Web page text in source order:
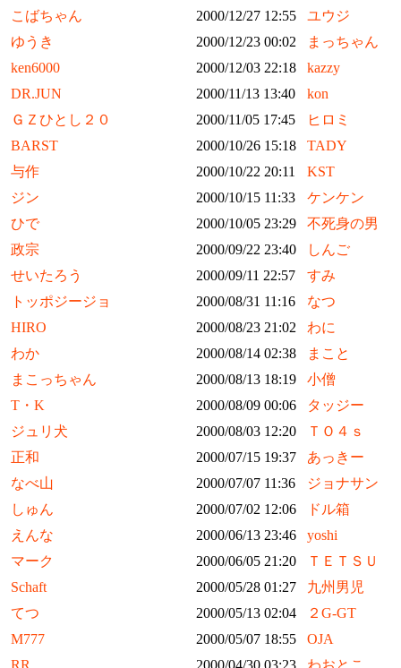
こばちゃん
2000/12/27 12:55
ユウジ
ゆうき
2000/12/23 00:02
まっちゃん
ken6000
2000/12/03 22:18
kazzy
DR.JUN
2000/11/13 13:40
kon
ＧＺひとし２０
2000/11/05 17:45
ヒロミ
BARST
2000/10/26 15:18
TADY
与作
2000/10/22 20:11
KST
ジン
2000/10/15 11:33
ケンケン
ひで
2000/10/05 23:29
不死身の男
政宗
2000/09/22 23:40
しんご
せいたろう
2000/09/11 22:57
すみ
トッポジージョ
2000/08/31 11:16
なつ
HIRO
2000/08/23 21:02
わに
わか
2000/08/14 02:38
まこと
まこっちゃん
2000/08/13 18:19
小僧
T・K
2000/08/09 00:06
タッジー
ジュリ犬
2000/08/03 12:20
ＴＯ４ｓ
正和
2000/07/15 19:37
あっきー
なべ山
2000/07/07 11:36
ジョナサン
しゅん
2000/07/02 12:06
ドル箱
えんな
2000/06/13 23:46
yoshi
マーク
2000/06/05 21:20
ＴＥＴＳＵ
Schaft
2000/05/28 01:27
九州男児
てつ
2000/05/13 02:04
２G-GT
M777
2000/05/07 18:55
OJA
RR
2000/04/30 03:23 わおとこ